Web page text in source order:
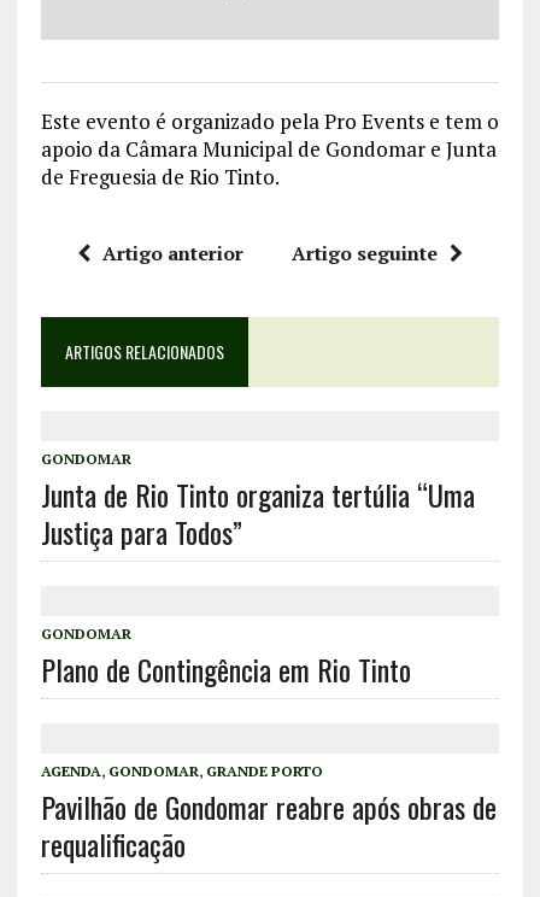
Este evento é organizado pela Pro Events e tem o
apoio da Câmara Municipal de Gondomar e Junta
de Freguesia de Rio Tinto.
Artigo anterior Artigo seguinte
ARTIGOS RELACIONADOS
GONDOMAR
Junta de Rio Tinto organiza tertúlia “Uma
Justiça para Todos”
GONDOMAR
Plano de Contingência em Rio Tinto
AGENDA, GONDOMAR, GRANDE PORTO
Pavilhão de Gondomar reabre após obras de
requalificação